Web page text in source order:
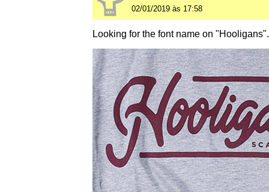
02/01/2019 às 17:58
Looking for the font name on